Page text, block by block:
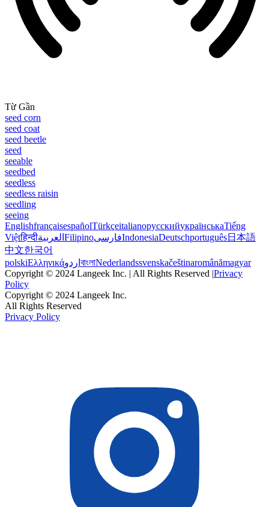
Từ Gần
seed corn
seed coat
seed beetle
seed
seeable
seedbed
seedless
seedless raisin
seedling
seeing
EnglishfrançaisespañolTürkçeitalianoрусскийукраїнськаTiếng
Việtहिन्दीالعربية FilipinoفارسیIndonesiaDeutschportuguês日本語
中文한국어
polskiΕλληνικάاردو বাংলাNederlandssvenskačeštinaromânămagyar
Copyright © 2024 Langeek Inc. | All Rights Reserved |Privacy
Policy
Copyright © 2024 Langeek Inc.
All Rights Reserved
Privacy Policy